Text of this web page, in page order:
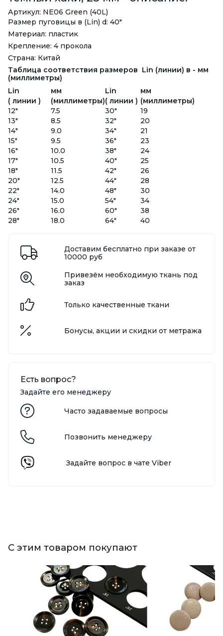
Артикул: NE06 Green (40L)
Размер пуговицы в (Lin) d: 40"
Материал: пластик
Крепление: 4 прокола
Страна: Китай
Таблица соответствия размеров Lin (линии) в - мм
(миллиметры)
Lin
мм Lin
мм
( линии )
(миллиметры)( линии ) (миллиметры)
12"
7.5 30"
19
13"
8.5 32"
20
14"
9.0 34"
21
15"
9.5 36"
23
16"
10.0 38"
24
17"
10.5 40"
25
18"
11.5 42"
26
20"
12.5 44"
28
22"
14.0 48"
30
24"
15.0 54"
34
26"
16.0 60"
38
28"
18.0 64" 40
Доставим бесплатно при заказе от
10000 руб
Привезём необходимую ткань под
заказ
Только качественные ткани
Бонусы, акции и скидки от метража
Есть вопрос?
Задайте его менеджеру
Часто задаваемые вопросы
Позвонить менеджеру
Задайте вопрос в чате Viber
С этим товаром покупают